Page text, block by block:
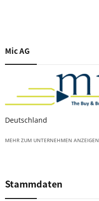
Mic AG
Deutschland
MEHR ZUM UNTERNEHMEN ANZEIGEN
Stammdaten